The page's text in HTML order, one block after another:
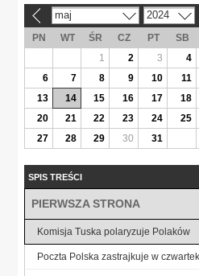
maj 2024
PN WT ŚR CZ PT SB
1
2 3 4
6
7 8 9 10 11
13
14 15 16 17 18
20
21 22 23 24 25
27
28 29 30 31
SPIS TREŚCI
PIERWSZA STRONA
Komisja Tuska polaryzuje Polaków
Poczta Polska zastrajkuje w czwartek